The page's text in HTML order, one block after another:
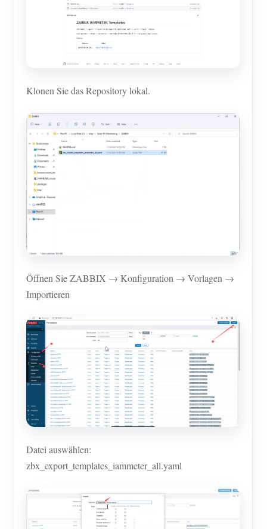
Klonen Sie das Repository lokal.
Öffnen Sie ZABBIX → Konfiguration → Vorlagen →
Importieren
Datei auswählen:
zbx_export_templates_iammeter_all.yaml